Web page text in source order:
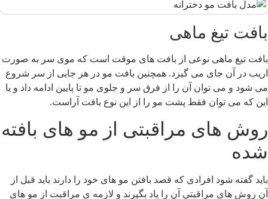
تیغ ماهی
تیغ ماهی نوعی از بافت‌ های موقت است که موی سر به صورت
در آن جای می گیرد. همچنین بافت مو در هر جایی از سر شروع
شود و می‌ توان آن را از فرق سر و جلوی مو تا پایین ادامه داد و یا
که می توان فقط پشت مو را از این نوع بافت آراست.
های مراقبتی از مو های بافته
گفته شود افرادی که قصد بافتن مو های خود را دارند باید قبل از
روش های مراقبتی آن را یاد بگیرند و لازمه ی مراقبت از مو های